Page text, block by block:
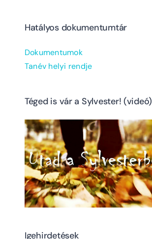
Hatályos dokumentumtár
Dokumentumok
Tanév helyi rendje
Téged is vár a Sylvester! (videó)
Igehirdetések